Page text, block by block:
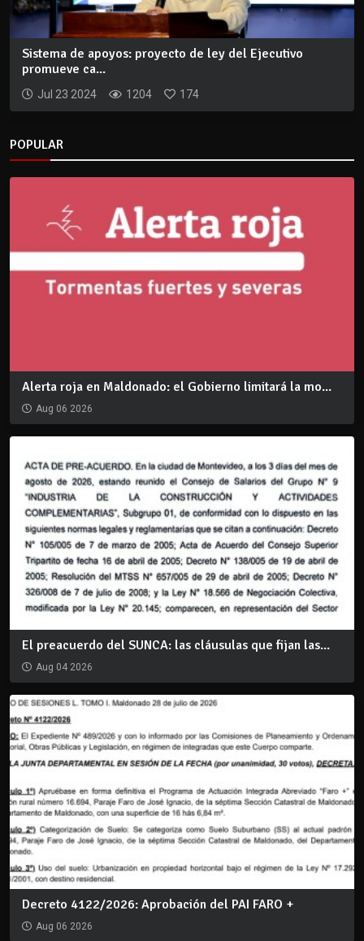
Sistema de apoyos: proyecto de ley del Ejecutivo
promueve ca...
Jul 23 2024 1204 174
POPULAR
Alerta roja en Maldonado: el Gobierno limitará la mo...
Aug 06 2026
El preacuerdo del SUNCA: las cláusulas que fijan las...
Aug 04 2026
Decreto 4122/2026: Aprobación del PAI FARO +
Aug 06 2026